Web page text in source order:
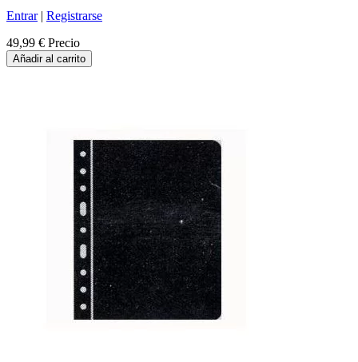
Entrar| Registrarse
49,99 € Precio
Añadir al carrito